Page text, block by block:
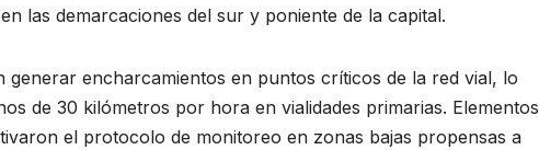
las demarcaciones del sur y poniente de la capital.
generar encharcamientos en puntos críticos de la red vial, lo
de 30 kilómetros por hora en vialidades primarias. Elementos
el protocolo de monitoreo en zonas bajas propensas a